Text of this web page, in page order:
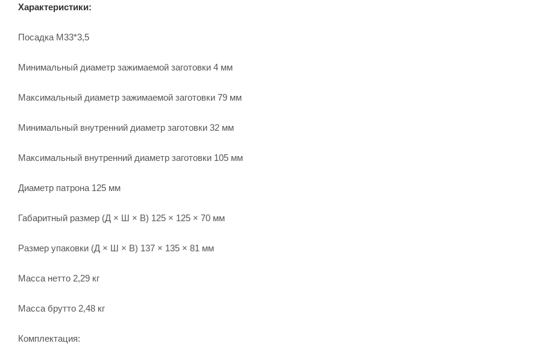
Характеристики:
Посадка M33*3,5
Минимальный диаметр зажимаемой заготовки 4 мм
Максимальный диаметр зажимаемой заготовки 79 мм
Минимальный внутренний диаметр заготовки 32 мм
Максимальный внутренний диаметр заготовки 105 мм
Диаметр патрона 125 мм
Габаритный размер (Д × Ш × В) 125 × 125 × 70 мм
Размер упаковки (Д × Ш × В) 137 × 135 × 81 мм
Масса нетто 2,29 кг
Масса брутто 2,48 кг
Комплектация: